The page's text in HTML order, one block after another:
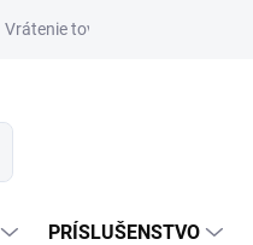
Vrátenie tovaru
PRÍSLUŠENSTVO